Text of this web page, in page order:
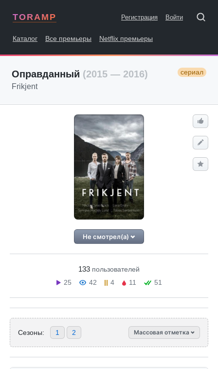
TORAMP Регистрация Войти
Каталог Все премьеры Netflix премьеры
Оправданный (2015 — 2016) сериал
Frikjent
Не смотрел(а)
133 пользователей
25
42 4 11 51
Сезоны: 1 2 Массовая отметка